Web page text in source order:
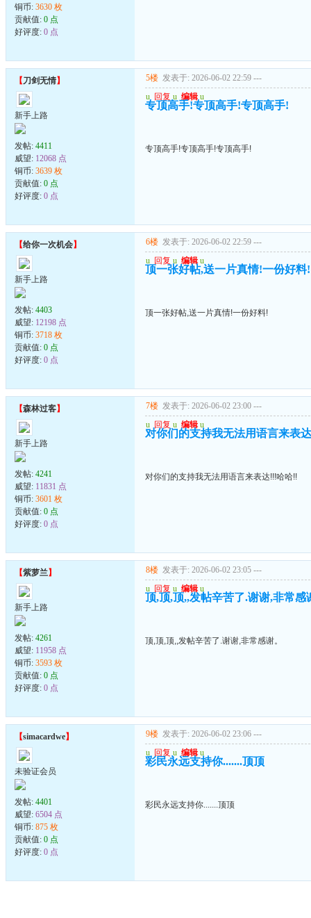
铜币: 3630 枚
贡献值: 0 点
好评度: 0 点
【刀剑无情】
新手上路
发帖: 4411
威望: 12068 点
铜币: 3639 枚
贡献值: 0 点
好评度: 0 点
5楼 发表于: 2026-06-02 22:59 ---
u 回复 u 编辑 u
专顶高手!专顶高手!专顶高手!
专顶高手!专顶高手!专顶高手!
【给你一次机会】
新手上路
发帖: 4403
威望: 12198 点
铜币: 3718 枚
贡献值: 0 点
好评度: 0 点
6楼 发表于: 2026-06-02 22:59 ---
u 回复 u 编辑 u
顶一张好帖,送一片真情!一份好料!
顶一张好帖,送一片真情!一份好料!
【森林过客】
新手上路
发帖: 4241
威望: 11831 点
铜币: 3601 枚
贡献值: 0 点
好评度: 0 点
7楼 发表于: 2026-06-02 23:00 ---
u 回复 u 编辑 u
对你们的支持我无法用语言来表
对你们的支持我无法用语言来表达!!!哈哈!!
【紫萝兰】
新手上路
发帖: 4261
威望: 11958 点
铜币: 3593 枚
贡献值: 0 点
好评度: 0 点
8楼 发表于: 2026-06-02 23:05 ---
u 回复 u 编辑 u
顶,顶,顶,,发帖辛苦了.谢谢,非常感
顶,顶,顶,,发帖辛苦了.谢谢,非常感谢。
【simacardwe】
未验证会员
发帖: 4401
威望: 6504 点
铜币: 875 枚
贡献值: 0 点
好评度: 0 点
9楼 发表于: 2026-06-02 23:06 ---
u 回复 u 编辑 u
彩民永远支持你.......顶顶
彩民永远支持你.......顶顶